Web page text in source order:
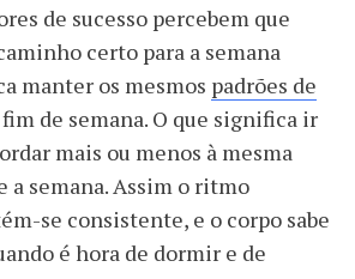
de sucesso percebem que
certo para a semana
manter os mesmos padrões de
de semana. O que significa ir
mais ou menos à mesma
a semana. Assim o ritmo
se consistente, e o corpo sabe
é hora de dormir e de